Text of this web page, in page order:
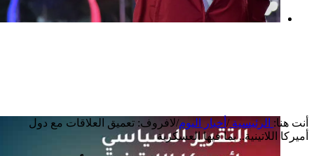
أنت هنا: الرئيسية/ أخبار اليوم/لافروف: تعميق العلاقات مع دول
أميركا اللاتينية.. بما فيها العسكرية